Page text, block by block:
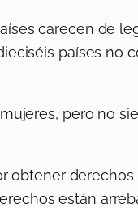
carecen de
países no
pero no
obtener
están